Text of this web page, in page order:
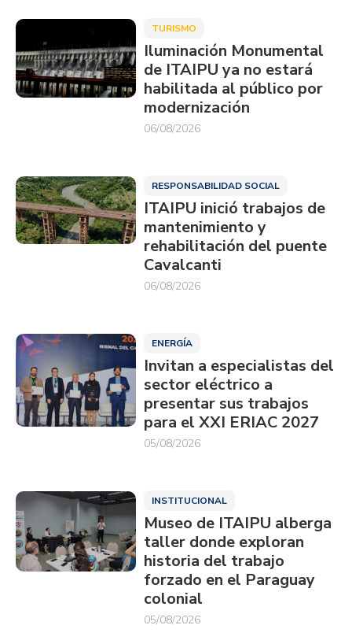
TURISMO
Iluminación Monumental
de ITAIPU ya no estará
habilitada al público por
modernización
06/08/2026
RESPONSABILIDAD SOCIAL
ITAIPU inició trabajos de
mantenimiento y
rehabilitación del puente
Cavalcanti
06/08/2026
ENERGÍA
Invitan a especialistas del
sector eléctrico a
presentar sus trabajos
para el XXI ERIAC 2027
05/08/2026
INSTITUCIONAL
Museo de ITAIPU alberga
taller donde exploran
historia del trabajo
forzado en el Paraguay
colonial
05/08/2026